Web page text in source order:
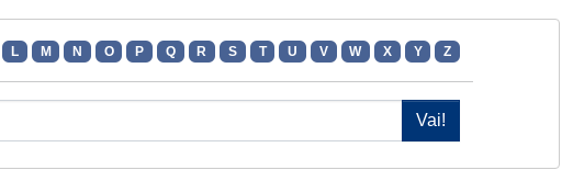
L M N O P Q R S T U V W X Y Z